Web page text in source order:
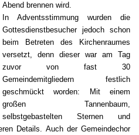
Abend brennen wird.
In Adventsstimmung wurden die
Gottesdienstbesucher jedoch schon
beim Betreten des Kirchenraumes
versetzt, denn dieser war am Tag
zuvor von fast 30
Gemeindemitgliedern festlich
geschmückt worden: Mit einem
großen Tannenbaum,
selbstgebastelten Sternen und
Details. Auch der Gemeindechor